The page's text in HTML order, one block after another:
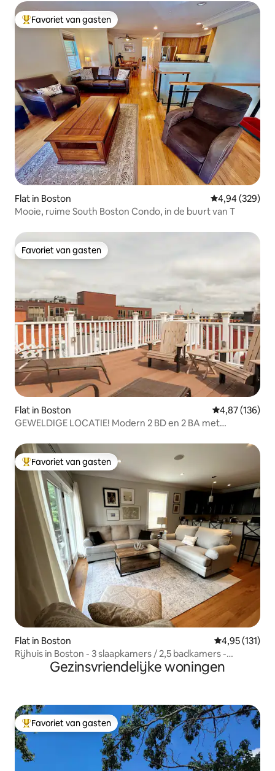
Topfavoriet van gasten
Favoriet van gasten
Flat in Boston Gemiddelde
4,94 (329)
Mooie, ruime South Boston Condo, in de buurt van T
Favoriet van gasten
Favoriet van gasten
Flat in Boston Gemiddelde
4,87 (136)
GEWELDIGE LOCATIE! Modern 2 BD en 2 BA met
Topfavoriet van gasten
Favoriet van gasten
Flat in Boston Gemiddelde
4,95 (131)
Rijhuis in Boston - 3 slaapkamers / 2,5 badkamers -
Seaport BCECGezinsvriendelijke woningen
Topfavoriet van gasten
Favoriet van gasten